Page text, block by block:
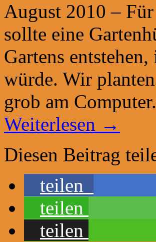
August 2010 –
sollte eine
Gartens
würde. Wir
grob am
Weiterlesen →
Diesen Beitrag
teilen
teilen
teilen